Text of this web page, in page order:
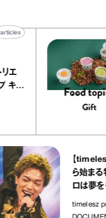
アトリエ
レープ キャ
40articles
【timelesz
ら始まる物語】
ロは夢をもう一
れた場所」
timelesz project -